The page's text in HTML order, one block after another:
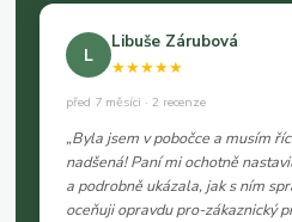
L
Libuše Zárubová
★★★★★
před 7 měsíci · 2 recenze
„Byla jsem v pobočce a musím
nadšená! Paní mi ochotně
a podrobně ukázala, jak s ním
oceňuji opravdu pro-zákaznický